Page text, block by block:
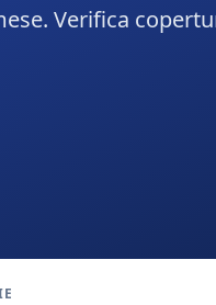
Verifica